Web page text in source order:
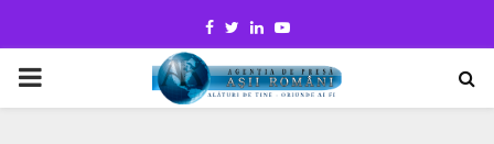
Facebook
TwitterLinkedinYoutube
PRIMARY